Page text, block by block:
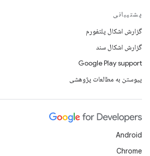
پشتیبانی
گزارش اشکال پلتفورم
گزارش اشکال سند
Google Play support
پیوستن به مطالعات پژوهشی
Android
Chrome